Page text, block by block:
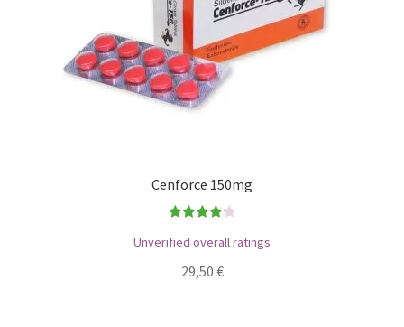
Cenforce 150mg
mit4.17
von 5
Unverified overall ratings
29,50 €